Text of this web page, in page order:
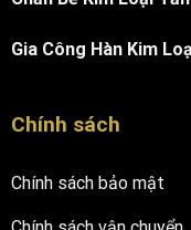
Gia Công Hàn Kim
Chính sách
Chính sách bảo mật